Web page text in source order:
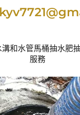
和水管馬桶抽水肥
服務